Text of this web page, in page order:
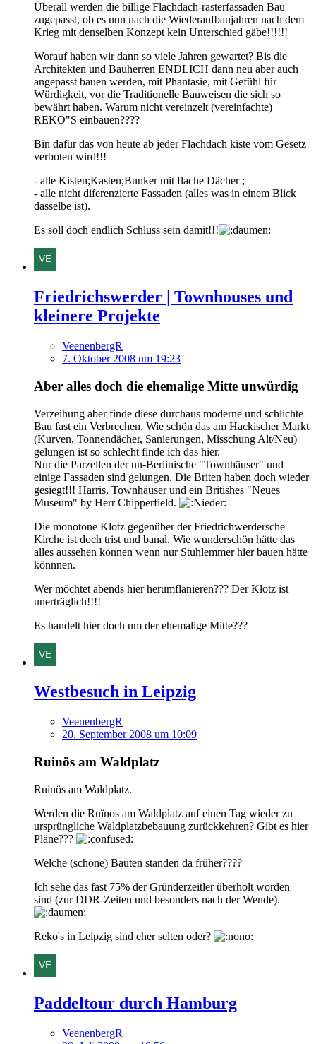
Überall werden die billige Flachdach-rasterfassaden Bau
zugepasst, ob es nun nach die Wiederaufbaujahren nach dem
Krieg mit denselben Konzept kein Unterschied gäbe!!!!!!
Worauf haben wir dann so viele Jahren gewartet? Bis die
Architekten und Bauherren ENDLICH dann neu aber auch
angepasst bauen werden, mit Phantasie, mit Gefühl für
Würdigkeit, vor die Traditionelle Bauweisen die sich so
bewährt haben. Warum nicht vereinzelt (vereinfachte)
REKO"S einbauen????
Bin dafür das von heute ab jeder Flachdach kiste vom Gesetz
verboten wird!!!
- alle Kisten;Kasten;Bunker mit flache Dächer ;
- alle nicht diferenzierte Fassaden (alles was in einem Blick
dasselbe ist).
Es soll doch endlich Schluss sein damit!!!
Friedrichswerder | Townhouses und
kleinere Projekte
VeenenbergR
7. Oktober 2008 um 19:23
Aber alles doch die ehemalige Mitte unwürdig
Verzeihung aber finde diese durchaus moderne und schlichte
Bau fast ein Verbrechen. Wie schön das am Hackischer Markt
(Kurven, Tonnendächer, Sanierungen, Misschung Alt/Neu)
gelungen ist so schlecht finde ich das hier.
Nur die Parzellen der un-Berlinische "Townhäuser" und
einige Fassaden sind gelungen. Die Briten haben doch wieder
gesiegt!!! Harris, Townhäuser und ein Britishes "Neues
Museum" by Herr Chipperfield.
Die monotone Klotz gegenüber der Friedrichwerdersche
Kirche ist doch trist und banal. Wie wunderschön hätte das
alles aussehen können wenn nur Stuhlemmer hier bauen hätte
könnnen.
Wer möchtet abends hier herumflanieren??? Der Klotz ist
unerträglich!!!!
Es handelt hier doch um der ehemalige Mitte???
Westbesuch in Leipzig
VeenenbergR
20. September 2008 um 10:09
Ruinös am Waldplatz
Ruinös am Waldplatz.
Werden die Ruïnos am Waldplatz auf einen Tag wieder zu
ursprüngliche Waldplatzbebauung zurückkehren? Gibt es hier
Pläne???
Welche (schöne) Bauten standen da früher????
Ich sehe das fast 75% der Gründerzeitler überholt worden
sind (zur DDR-Zeiten und besonders nach der Wende).
Reko's in Leipzig sind eher selten oder?
Paddeltour durch Hamburg
VeenenbergR